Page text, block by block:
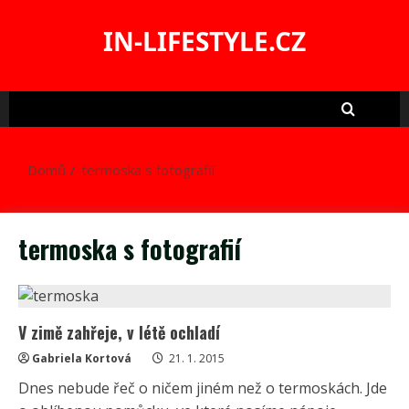
IN-LIFESTYLE.CZ
Domů termoska s fotografií
termoska s fotografií
V zimě zahřeje, v létě ochladí
Gabriela Kortová 21. 1. 2015
Dnes nebude řeč o ničem jiném než o termoskách. Jde